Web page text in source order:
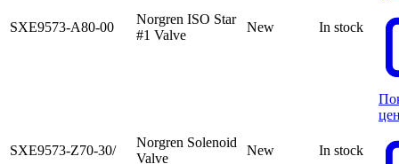
SXE9573-A80-00
Norgren ISO Star
#1 Valve
New In stock
SXE9573-Z70-30/
Norgren Solenoid
Valve
New In stock